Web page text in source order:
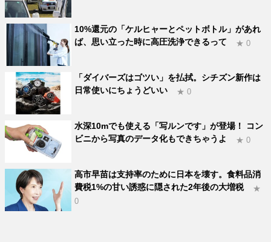
10%還元の「ケルヒャーとペットボトル」があれ
ば、思い立った時に高圧洗浄できるって
★ 0
「ダイバーズはゴツい」を払拭。シチズン新作は
日常使いにちょうどいい
★ 0
水深10mでも使える「写ルンです」が登場！ コン
ビニから写真のデータ化もできちゃうよ
★ 0
高市早苗は支持率のために日本を壊す。食料品消
費税1%の甘い誘惑に隠された2年後の大増税
★
0